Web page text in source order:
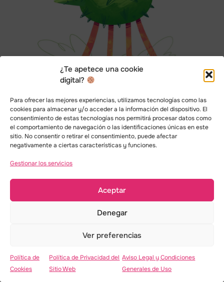
¿Te apetece una cookie
digital?
Para ofrecer las mejores experiencias, utilizamos tecnologías como las
cookies para almacenar y/o acceder a la información del dispositivo. El
consentimiento de estas tecnologías nos permitirá procesar datos como
el comportamiento de navegación o las identificaciones únicas en este
sitio. No consentir o retirar el consentimiento, puede afectar
negativamente a ciertas características y funciones.
Gestionar los servicios
Aceptar
Denegar
Ver preferencias
Política de
Cookies
Política de Privacidad del
Sitio Web
Aviso Legal y Condiciones
Generales de Uso
Kaijune 24
Animación,Personajes